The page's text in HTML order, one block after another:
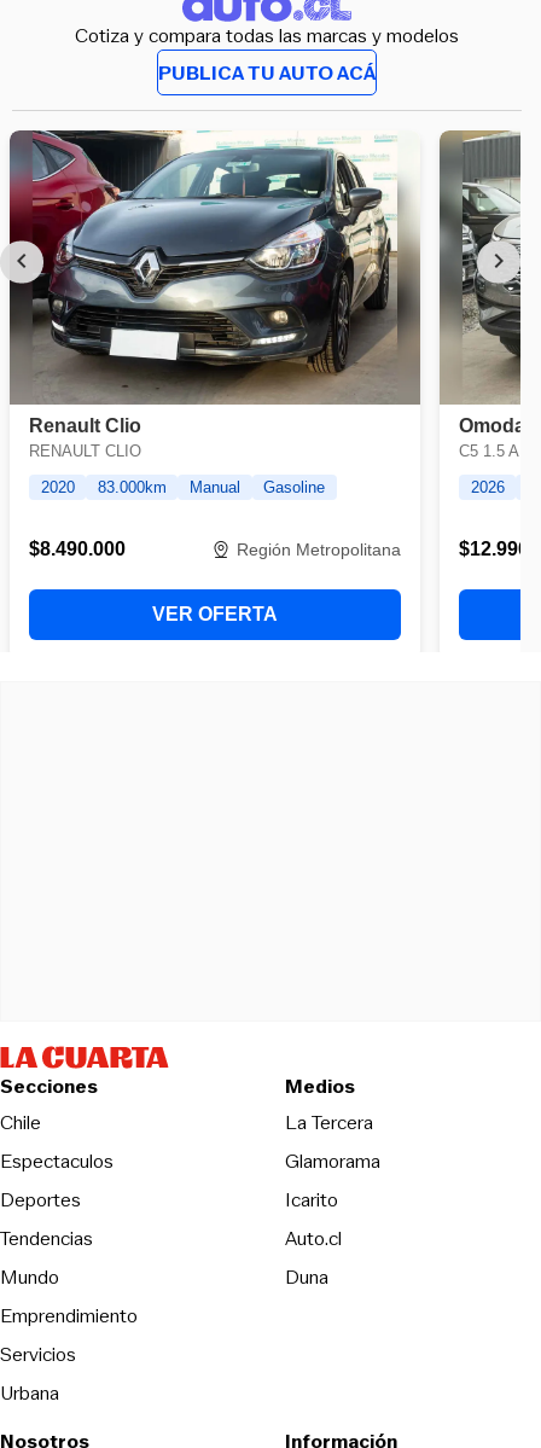
Cotiza y compara todas las marcas y modelos
PUBLICA TU AUTO ACÁ
Secciones
Chile
Espectaculos
Deportes
Tendencias
Mundo
Emprendimiento
Servicios
Urbana
Medios
La TerceraOpens in new
Glamorama
Icarito
Auto.cl
DunaOpens in new window
Nosotros Información